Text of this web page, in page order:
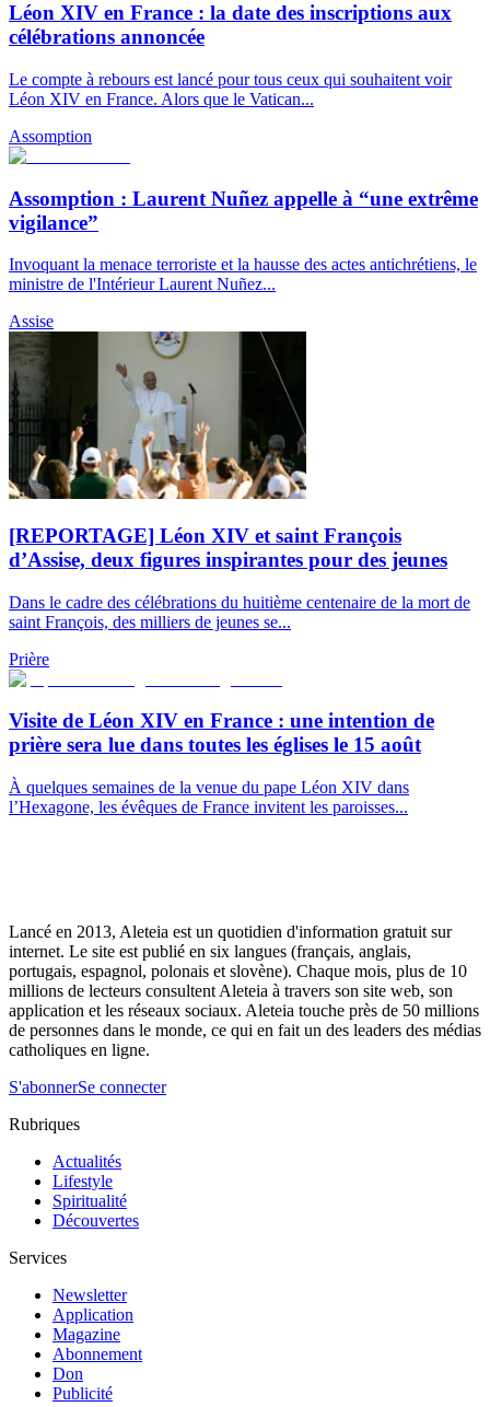
Léon XIV en France : la date des inscriptions aux
célébrations annoncée
Le compte à rebours est lancé pour tous ceux qui souhaitent voir
Léon XIV en France. Alors que le Vatican...
Assomption
Assomption : Laurent Nuñez appelle à “une extrême
vigilance”
Invoquant la menace terroriste et la hausse des actes antichrétiens, le
ministre de l'Intérieur Laurent Nuñez...
Assise
[REPORTAGE] Léon XIV et saint François
d’Assise, deux figures inspirantes pour des jeunes
Dans le cadre des célébrations du huitième centenaire de la mort de
saint François, des milliers de jeunes se...
Prière
Visite de Léon XIV en France : une intention de
prière sera lue dans toutes les églises le 15 août
À quelques semaines de la venue du pape Léon XIV dans
l’Hexagone, les évêques de France invitent les paroisses...
Lancé en 2013, Aleteia est un quotidien d'information gratuit sur
internet. Le site est publié en six langues (français, anglais,
portugais, espagnol, polonais et slovène). Chaque mois, plus de 10
millions de lecteurs consultent Aleteia à travers son site web, son
application et les réseaux sociaux. Aleteia touche près de 50 millions
de personnes dans le monde, ce qui en fait un des leaders des médias
catholiques en ligne.
S'abonnerSe connecter
Rubriques
Actualités
Lifestyle
Spiritualité
Découvertes
Services
Newsletter
Application
Magazine
Abonnement
Don
Publicité